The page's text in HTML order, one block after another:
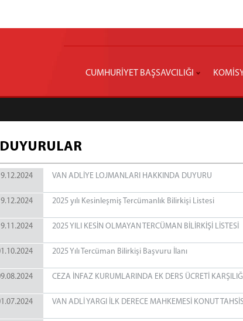
CUMHURİYET BAŞSAVCILIĞI
DUYURULAR
VAN ADLİYE LOJMANLARI HAKKINDA DUYURU
2025 yılı Kesinleşmiş Tercümanlık Bilirkişi Listesi
2025 YILI KESİN OLMAYAN TERCÜMAN BİLİRKİŞİ LİSTESİ
2025 Yılı Tercüman Bilirkişi Başvuru İlanı
CEZA İNFAZ KURUMLARINDA EK DERS ÜCRETİ
VAN ADLİ YARGI İLK DERECE MAHKEMESİ KONUT